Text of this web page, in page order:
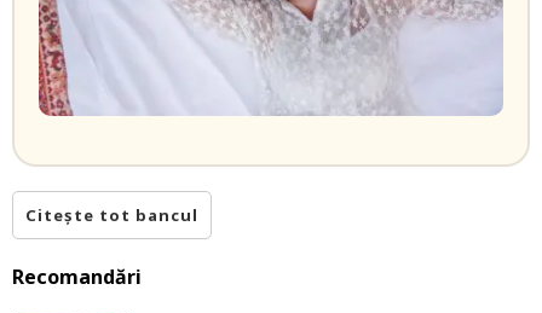
Citește tot bancul
Recomandări